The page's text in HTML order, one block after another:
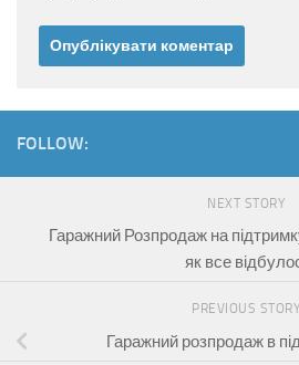
FOLLOW:
NEXT STORY
Гаражний Розпродаж на
як все
PREVIOUS STORY
Гаражний розпродаж в